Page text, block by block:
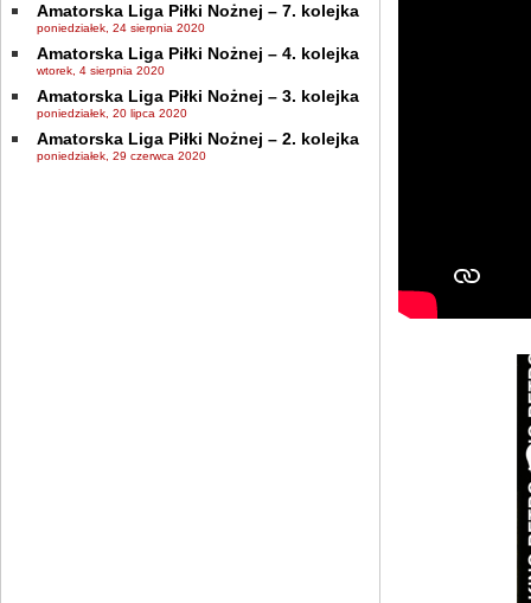
Amatorska Liga Piłki Nożnej – 7. kolejka
poniedziałek, 24 sierpnia 2020
Amatorska Liga Piłki Nożnej – 4. kolejka
wtorek, 4 sierpnia 2020
Amatorska Liga Piłki Nożnej – 3. kolejka
poniedziałek, 20 lipca 2020
Amatorska Liga Piłki Nożnej – 2. kolejka
poniedziałek, 29 czerwca 2020